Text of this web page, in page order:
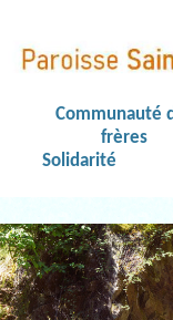
Communauté
frères
Solidarité